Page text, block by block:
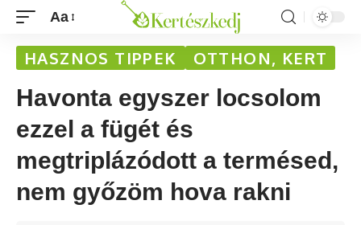
Aa
HASZNOS TIPPEK OTTHON, KERT
Havonta egyszer locsolom
ezzel a fügét és
megtriplázódott a termésed,
nem győzöm hova rakni